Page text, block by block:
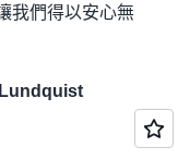
我們得以安心無
Lundquist